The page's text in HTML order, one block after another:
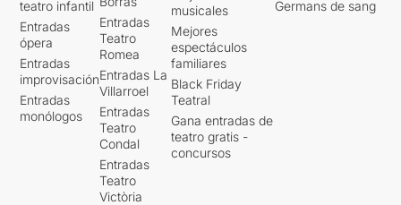
teatro infantil
Entradas
ópera
Entradas
improvisación
Entradas
monólogos
Entradas
Teatro
Romea
Entradas La
Villarroel
Entradas
Teatro
Condal
Entradas
Teatro
Victòria
musicales
Mejores
espectáculos
familiares
Black Friday
Teatral
Gana entradas de
teatro gratis -
concursos
Germans de sang